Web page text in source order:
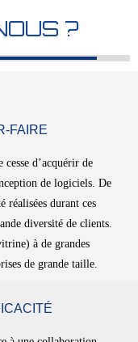
?
FAIRE
d’acquérir de
de logiciels. De
réalisées durant ces
diversité de clients.
à de grandes
de grande taille.